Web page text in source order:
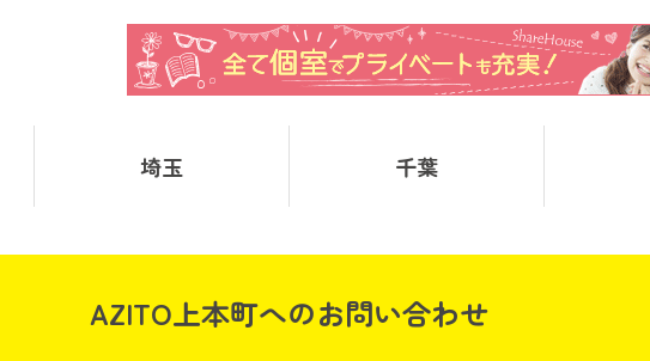
埼玉 千葉
AZITO上本町へのお問い合わせ